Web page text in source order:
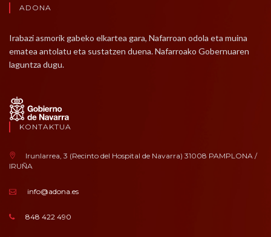
ADONA
Irabazi asmorik gabeko elkartea gara, Nafarroan odola eta muina
ematea antolatu eta sustatzen duena. Nafarroako Gobernuaren
laguntza dugu.
KONTAKTUA
Irunlarrea, 3 (Recinto del Hospital de Navarra) 31008 PAMPLONA /
IRUÑA
info@adona.es
848 422 490